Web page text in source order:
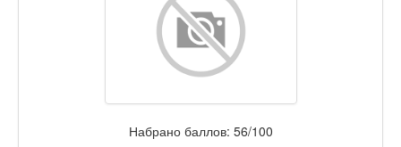
Набрано баллов: 56/100